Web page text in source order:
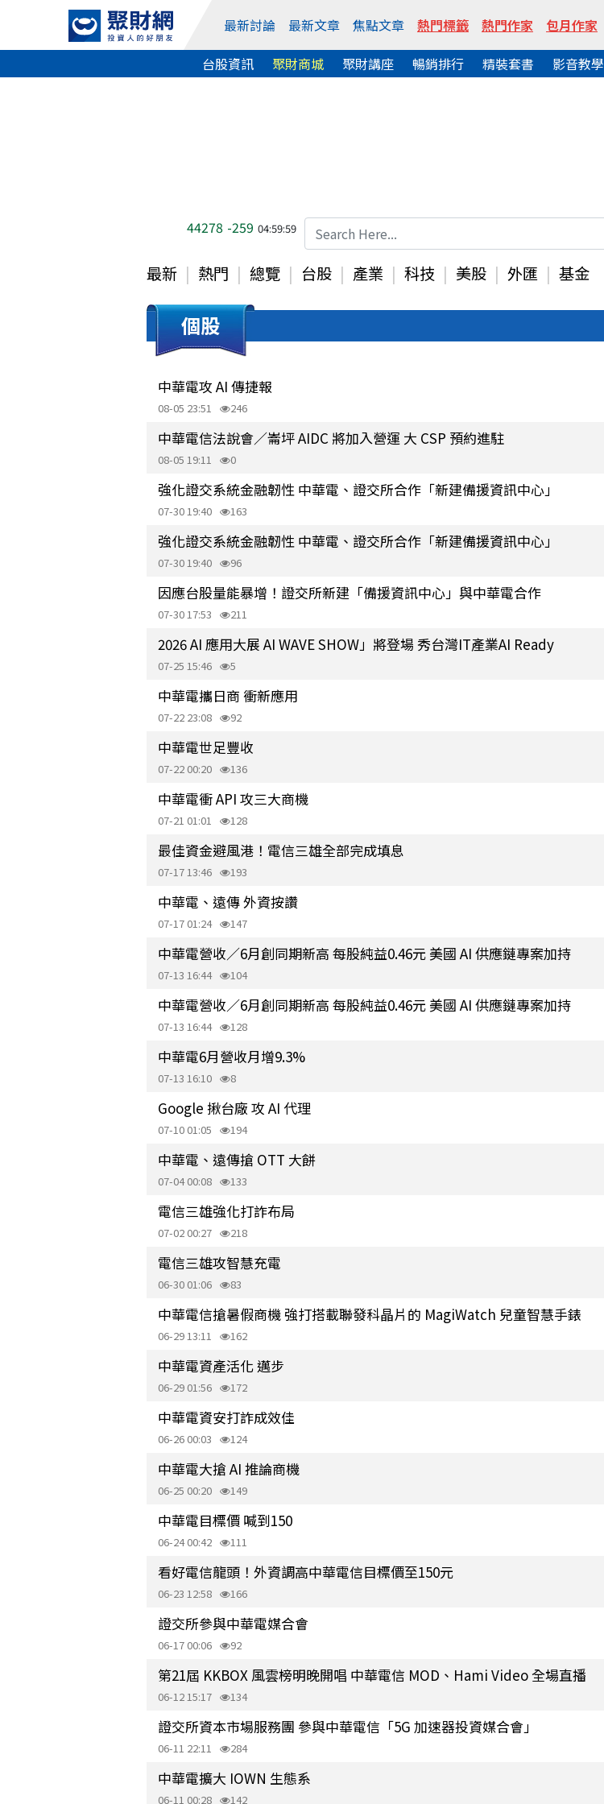
最新討論 最新文章 焦點文章 熱門標籤 熱門作家 包月作家
台股資訊
聚財商城 聚財講座 暢銷排行 精裝套書 影音教學
44278 -259 04:59:59
最新 熱門 總覽 台股 產業 科技 美股 外匯 基金
個股
中華電攻 AI 傳捷報
08-05 23:51 246
中華電信法說會／崙坪 AIDC 將加入營運 大 CSP 預約進駐
08-05 19:11 0
強化證交系統金融韌性 中華電、證交所合作「新建備援資訊中心」
07-30 19:40 163
強化證交系統金融韌性 中華電、證交所合作「新建備援資訊中心」
07-30 19:40 96
因應台股量能暴增！證交所新建「備援資訊中心」與中華電合作
07-30 17:53 211
2026 AI 應用大展 AI WAVE SHOW」將登場 秀台灣IT產業AI Ready
07-25 15:46 5
中華電攜日商 衝新應用
07-22 23:08 92
中華電世足豐收
07-22 00:20 136
中華電衝 API 攻三大商機
07-21 01:01 128
最佳資金避風港！電信三雄全部完成填息
07-17 13:46 193
中華電、遠傳 外資按讚
07-17 01:24 147
中華電營收／6月創同期新高 每股純益0.46元 美國 AI 供應鏈專案加持
07-13 16:44 104
中華電營收／6月創同期新高 每股純益0.46元 美國 AI 供應鏈專案加持
07-13 16:44 128
中華電6月營收月增9.3%
07-13 16:10 8
Google 揪台廠 攻 AI 代理
07-10 01:05 194
中華電、遠傳搶 OTT 大餅
07-04 00:08 133
電信三雄強化打詐布局
07-02 00:27 218
電信三雄攻智慧充電
06-30 01:06 83
中華電信搶暑假商機 強打搭載聯發科晶片的 MagiWatch 兒童智慧手錶
06-29 13:11 162
中華電資產活化 邁步
06-29 01:56 172
中華電資安打詐成效佳
06-26 00:03 124
中華電大搶 AI 推論商機
06-25 00:20 149
中華電目標價 喊到150
06-24 00:42 111
看好電信龍頭！外資調高中華電信目標價至150元
06-23 12:58 166
證交所參與中華電媒合會
06-17 00:06 92
第21屆 KKBOX 風雲榜明晚開唱 中華電信 MOD、Hami Video 全場直播
06-12 15:17 134
證交所資本市場服務團 參與中華電信「5G 加速器投資媒合會」
06-11 22:11 284
中華電擴大 IOWN 生態系
06-11 00:28 142